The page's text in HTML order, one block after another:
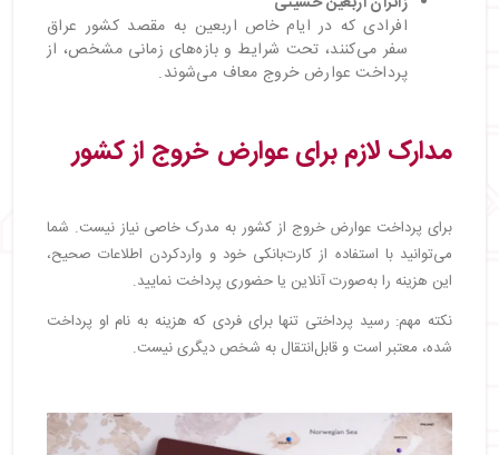
افرادی که در ایام خاص اربعین به مقصد کشور عراق
سفر می‌کنند، تحت شرایط و بازه‌های زمانی مشخص، از
پرداخت عوارض خروج معاف می‌شوند.
مدارک لازم برای عوارض خروج از کشور
برای پرداخت عوارض خروج از کشور به مدرک خاصی نیاز نیست. شما
می‌توانید با استفاده از کارت‌بانکی خود و واردکردن اطلاعات صحیح،
این هزینه را به‌صورت آنلاین یا حضوری پرداخت نمایید.
نکته مهم: رسید پرداختی تنها برای فردی که هزینه به نام او پرداخت
شده، معتبر است و قابل‌انتقال به شخص دیگری نیست.